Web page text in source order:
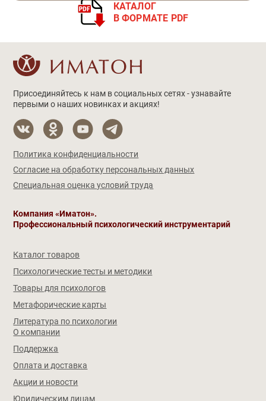
КАТАЛОГ
В ФОРМАТЕ PDF
Присоединяйтесь к нам в социальных сетях - узнавайте
первыми о наших новинках и акциях!
Политика конфиденциальности
Согласие на обработку персональных данных
Специальная оценка условий труда
Компания «Иматон».
Профессиональный психологический инструментарий
Каталог товаров
Психологические тесты и методики
Товары для психологов
Метафорические карты
Литература по психологии
О компании
Поддержка
Оплата и доставка
Акции и новости
Юридическим лицам